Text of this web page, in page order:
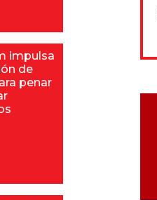
impulsa
de
penar